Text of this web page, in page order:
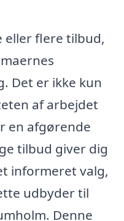
eller flere tilbud,
Det er ikke kun
af arbejdet
en afgørende
tilbud giver dig
informeret valg,
udbyder til
Denne